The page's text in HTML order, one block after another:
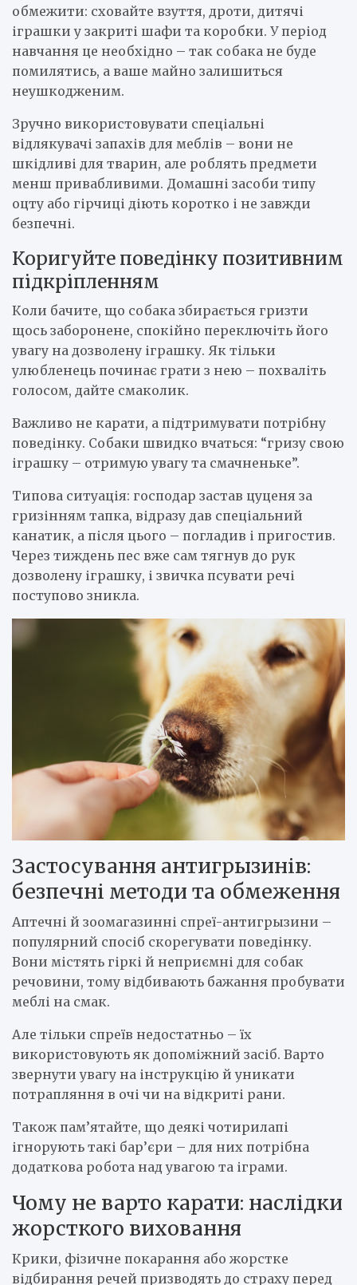
обмежити: сховайте взуття, дроти, дитячі
іграшки у закриті шафи та коробки. У період
навчання це необхідно – так собака не буде
помилятись, а ваше майно залишиться
неушкодженим.
Зручно використовувати спеціальні
відлякувачі запахів для меблів – вони не
шкідливі для тварин, але роблять предмети
менш привабливими. Домашні засоби типу
оцту або гірчиці діють коротко і не завжди
безпечні.
Коригуйте поведінку позитивним
підкріпленням
Коли бачите, що собака збирається гризти
щось заборонене, спокійно переключіть його
увагу на дозволену іграшку. Як тільки
улюбленець починає грати з нею – похваліть
голосом, дайте смаколик.
Важливо не карати, а підтримувати потрібну
поведінку. Собаки швидко вчаться: “гризу свою
іграшку – отримую увагу та смачненьке”.
Типова ситуація: господар застав цуценя за
гризінням тапка, відразу дав спеціальний
канатик, а після цього – погладив і пригостив.
Через тиждень пес вже сам тягнув до рук
дозволену іграшку, і звичка псувати речі
поступово зникла.
Застосування антигрызинів:
безпечні методи та обмеження
Аптечні й зоомагазинні спреї-антигрызини –
популярний спосіб скорегувати поведінку.
Вони містять гіркі й неприємні для собак
речовини, тому відбивають бажання пробувати
меблі на смак.
Але тільки спреїв недостатньо – їх
використовують як допоміжний засіб. Варто
звернути увагу на інструкцію й уникати
потрапляння в очі чи на відкриті рани.
Також пам’ятайте, що деякі чотирилапі
ігнорують такі бар’єри – для них потрібна
додаткова робота над увагою та іграми.
Чому не варто карати: наслідки
жорсткого виховання
Крики, фізичне покарання або жорстке
відбирання речей призводять до страху перед